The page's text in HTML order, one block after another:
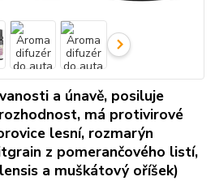
a únavě, posiluje
má protivirové
lesní, rozmarýn
z pomerančového listí,
a muškátový oříšek)